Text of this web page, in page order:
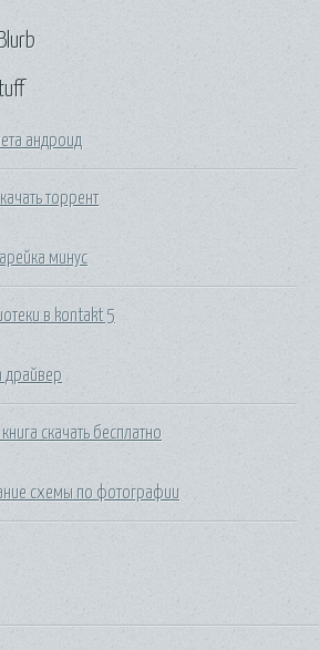
андроид
торрент
минус
в kontakt 5
драйвер
скачать бесплатно
схемы по фотографии